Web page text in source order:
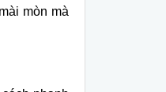
mòn mà